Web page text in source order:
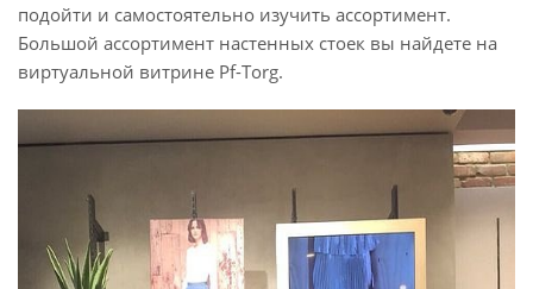
подойти и самостоятельно изучить ассортимент.
Большой ассортимент настенных стоек вы найдете на
виртуальной витрине Pf-Torg.